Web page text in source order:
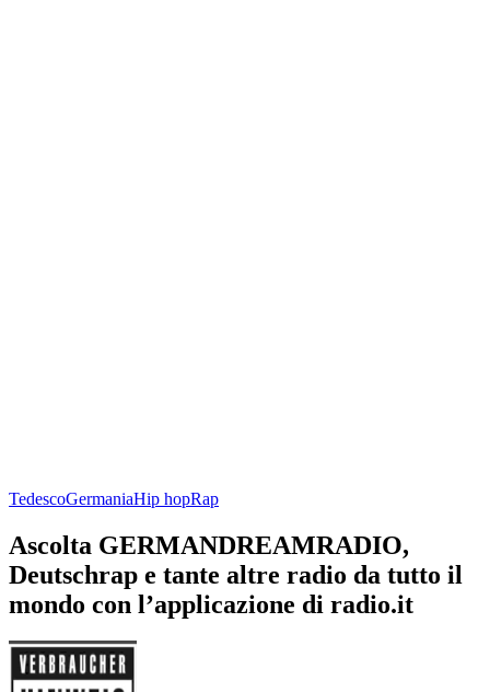
TedescoGermaniaHip hopRap
Ascolta GERMANDREAMRADIO,
Deutschrap e tante altre radio da tutto il
mondo con l’applicazione di radio.it